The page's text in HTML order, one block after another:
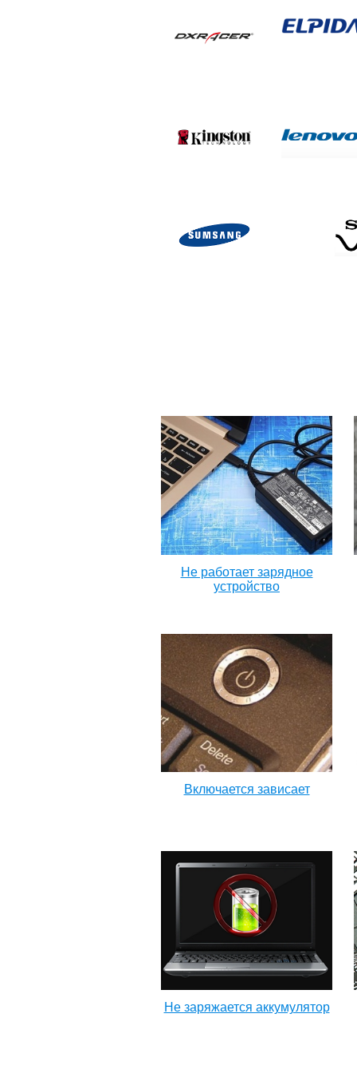
Не работает зарядное
устройство
Включается зависает
Не заряжается аккумулятор